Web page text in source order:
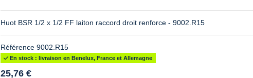
Huot BSR 1/2 x 1/2 FF laiton raccord droit renforce - 9002.R15
Référence 9002.R15
En stock : livraison en Benelux, France et Allemagne
25,76 €